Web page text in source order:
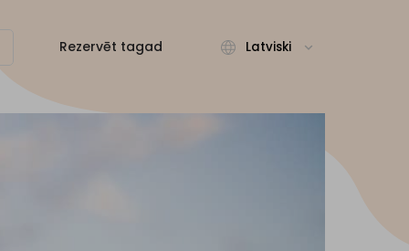
Rezervēt tagad Latviski